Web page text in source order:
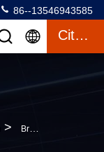
86--13546943585
Citaat
> Brandstoftype Elektrische Het Aluminium Van De Golfauto 350AH 3.7W Elektrische Het Kaderpurple Van De Jachtkarren